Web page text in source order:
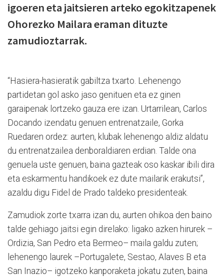
igoeren eta jaitsieren arteko egokitzapenek
Ohorezko Mailara eraman dituzte
zamudioztarrak.
“Hasiera-hasieratik gabiltza txarto. Lehenengo
partidetan gol asko jaso genituen eta ez ginen
garaipenak lortzeko gauza ere izan. Urtarrilean, Carlos
Docando izendatu genuen entrenatzaile, Gorka
Ruedaren ordez: aurten, klubak lehenengo aldiz aldatu
du entrenatzailea denboraldiaren erdian. Talde ona
genuela uste genuen, baina gazteak oso kaskar ibili dira
eta eskarmentu handikoek ez dute mailarik erakutsi”,
azaldu digu Fidel de Prado taldeko presidenteak.
Zamudiok zorte txarra izan du, aurten ohikoa den baino
talde gehiago jaitsi egin direlako: ligako azken hirurek –
Ordizia, San Pedro eta Bermeo– maila galdu zuten;
lehenengo laurek –Portugalete, Sestao, Alaves B eta
San Inazio– igotzeko kanporaketa jokatu zuten, baina